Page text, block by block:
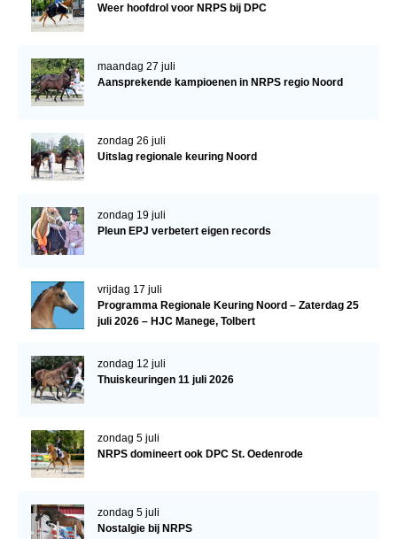
Dutch Pony Championship
Arabian Horse Events
Veulenregistratie
Veulens en merries
PEDIGREE ONLINE
Onze fokkerij
Fokkerij informatie
Informatie veulen registratie
NRPS-Boegbeeld
Röntgenonderzoek
Weer hoofdrol voor NRPS bij DPC
maandag 27 juli
Aansprekende kampioenen in NRPS regio Noord
zondag 26 juli
Uitslag regionale keuring Noord
zondag 19 juli
Pleun EPJ verbetert eigen records
vrijdag 17 juli
Programma Regionale Keuring Noord – Zaterdag 25
juli 2026 – HJC Manege, Tolbert
zondag 12 juli
Thuiskeuringen 11 juli 2026
zondag 5 juli
NRPS domineert ook DPC St. Oedenrode
zondag 5 juli
Nostalgie bij NRPS